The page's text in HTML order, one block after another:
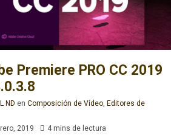
Premiere PRO CC 2019
ND en Composición de Vídeo, Editores de
2019
4 mins de lectura